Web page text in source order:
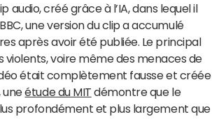
audio, créé grâce à l’IA, dans lequel il
une version du clip a accumulé
après avoir été publiée. Le principal
voire même des menaces de
était complètement fausse et créée
uneétude du MIT démontre que le
profondément et plus largement que